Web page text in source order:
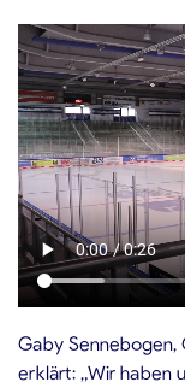
Gaby Sennebogen,
erklärt: „Wir haben